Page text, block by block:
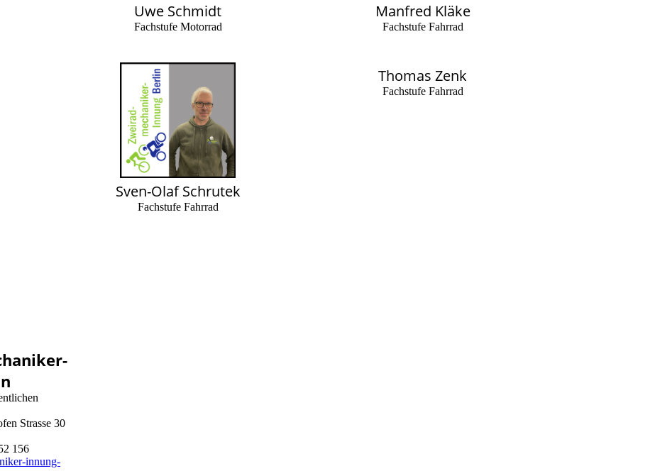
Uwe Schmidt
Fachstufe Motorrad
Manfred Kläke
Fachstufe Fahrrad
Sven-Olaf Schrutek
Fachstufe Fahrrad
Thomas Zenk
Fachstufe Fahrrad
Strasse 30
156
innung-